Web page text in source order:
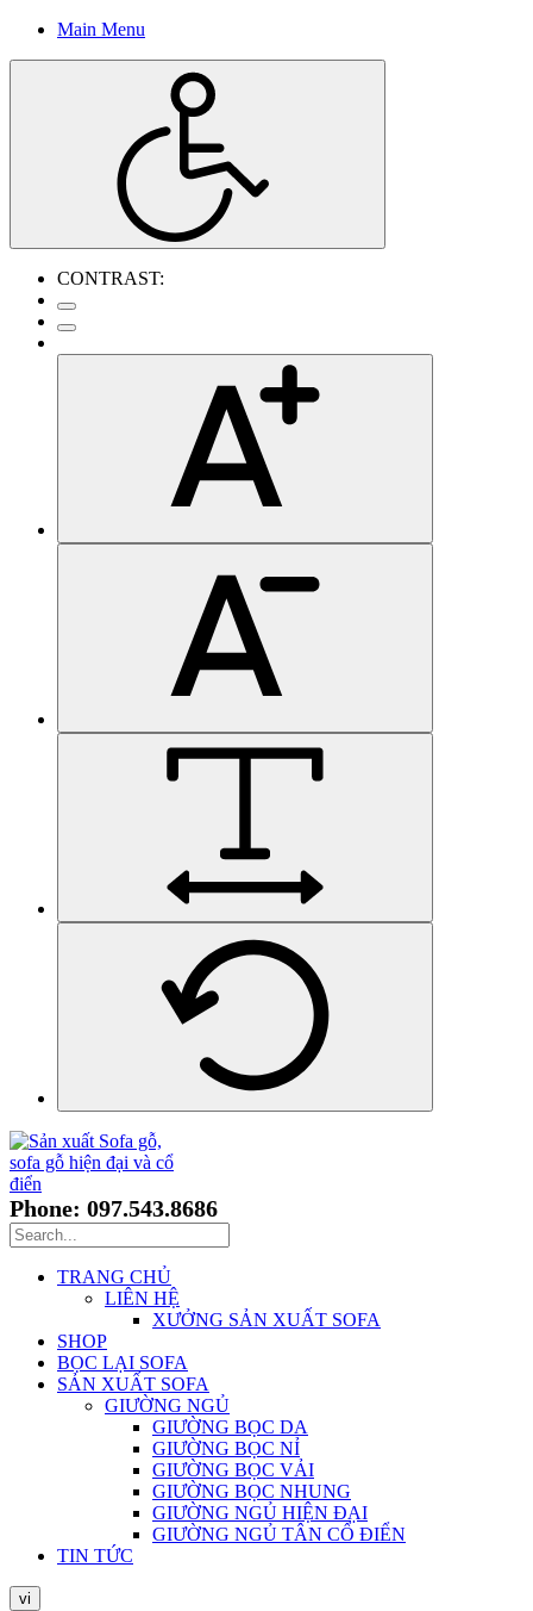
Main Menu
CONTRAST:
Phone: 097.543.8686
TRANG CHỦ
LIÊN HỆ
XƯỞNG SẢN XUẤT SOFA
SHOP
BỌC LẠI SOFA
SẢN XUẤT SOFA
GIƯỜNG NGỦ
GIƯỜNG BỌC DA
GIƯỜNG BỌC NỈ
GIƯỜNG BỌC VẢI
GIƯỜNG BỌC NHUNG
GIƯỜNG NGỦ HIỆN ĐẠI
GIƯỜNG NGỦ TÂN CỔ ĐIỂN
TIN TỨC
vi